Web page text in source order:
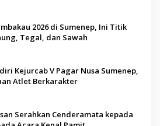
2026 di Sumenep, Ini Titik
Tegal, dan Sawah
Kejurcab V Pagar Nusa Sumenep,
Atlet Berkarakter
Serahkan Cenderamata kepada